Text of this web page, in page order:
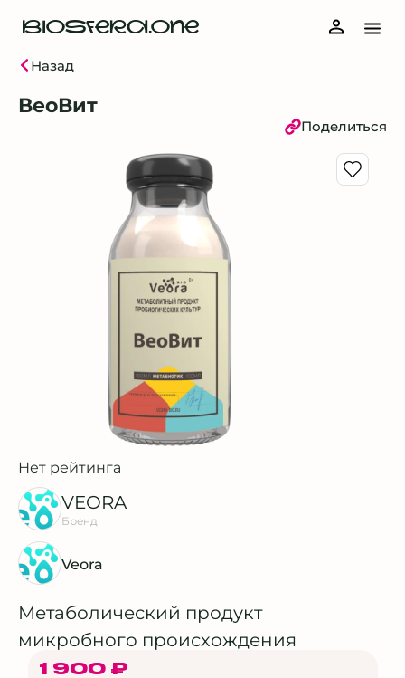
BIOSFERA.ONE
Назад
ВеоВит
Поделиться
Нет рейтинга
VEORA
Бренд
Veora
Метаболический продукт
микробного происхождения
1 900 ₽